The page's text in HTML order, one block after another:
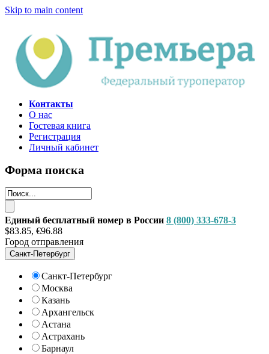
Skip to main content
Контакты
О нас
Гостевая книга
Регистрация
Личный кабинет
Форма поиска
Единый бесплатный номер в России 8 (800) 333-678-3
$83.85, €96.88
Город отправления
Санкт-Петербург
Санкт-Петербург
Москва
Казань
Архангельск
Астана
Астрахань
Барнаул